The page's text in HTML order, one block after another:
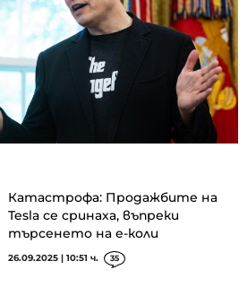
Катастрофа: Продажбите на
Tesla се сринаха, въпреки
търсенето на е-коли
26.09.2025 | 10:51 ч. 35